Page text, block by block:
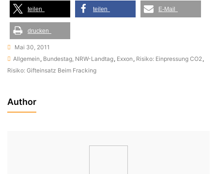
teilen teilen E-Mail
drucken
Mai 30, 2011
Allgemein , Bundestag, NRW-Landtag, Exxon , Risiko: Einpressung CO2 ,
Risiko: Gifteinsatz Beim Fracking
Author